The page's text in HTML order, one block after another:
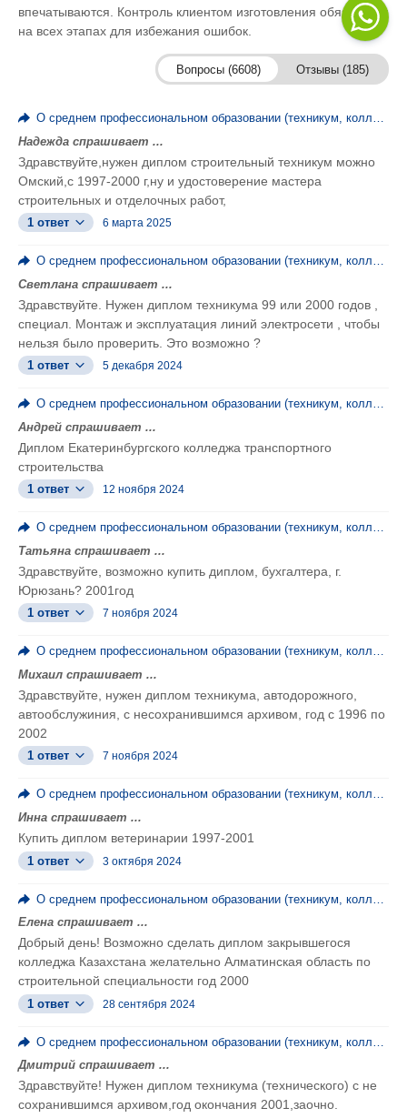
впечатываются. Контроль клиентом изготовления обязателен
на всех этапах для избежания ошибок.
Вопросы (6608) Отзывы (185)
О среднем профессиональном образовании (техникум, колледж, ПТУ)
Надежда спрашивает ...
Здравствуйте,нужен диплом строительный техникум можно
Омский,с 1997-2000 г,ну и удостоверение мастера
строительных и отделочных работ,
1 ответ 6 марта 2025
О среднем профессиональном образовании (техникум, колледж, ПТУ)
Светлана спрашивает ...
Здравствуйте. Нужен диплом техникума 99 или 2000 годов ,
специал. Монтаж и эксплуатация линий электросети , чтобы
нельзя было проверить. Это возможно ?
1 ответ 5 декабря 2024
О среднем профессиональном образовании (техникум, колледж, ПТУ)
Андрей спрашивает ...
Диплом Екатеринбургского колледжа транспортного
строительства
1 ответ 12 ноября 2024
О среднем профессиональном образовании (техникум, колледж, ПТУ)
Татьяна спрашивает ...
Здравствуйте, возможно купить диплом, бухгалтера, г.
Юрюзань? 2001год
1 ответ 7 ноября 2024
О среднем профессиональном образовании (техникум, колледж, ПТУ)
Михаил спрашивает ...
Здравствуйте, нужен диплом техникума, автодорожного,
автообслужиния, с несохранившимся архивом, год с 1996 по
2002
1 ответ 7 ноября 2024
О среднем профессиональном образовании (техникум, колледж, ПТУ)
Инна спрашивает ...
Купить диплом ветеринарии 1997-2001
1 ответ 3 октября 2024
Елена спрашивает ...
Добрый день! Возможно сделать диплом закрывшегося
колледжа Казахстана желательно Алматинская область по
строительной специальности год 2000
1 ответ 28 сентября 2024
Дмитрий спрашивает ...
Здравствуйте! Нужен диплом техникума (технического) с не
сохранившимся архивом,год окончания 2001,заочно.